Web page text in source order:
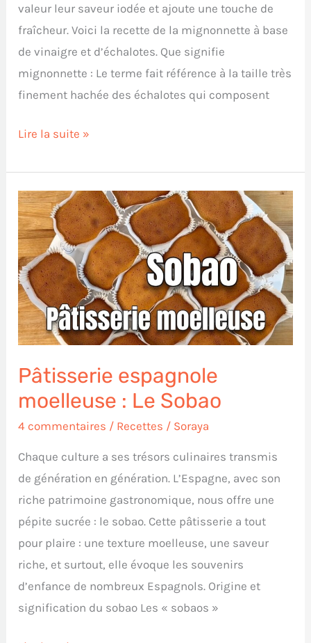
valeur leur saveur iodée et ajoute une touche de
fraîcheur. Voici la recette de la mignonnette à base
de vinaigre et d’échalotes. Que signifie
mignonnette : Le terme fait référence à la taille très
finement hachée des échalotes qui composent
Lire la suite »
Pâtisserie espagnole
moelleuse : Le Sobao
4 commentaires / Recettes / Soraya
Chaque culture a ses trésors culinaires transmis
de génération en génération. L’Espagne, avec son
riche patrimoine gastronomique, nous offre une
pépite sucrée : le sobao. Cette pâtisserie a tout
pour plaire : une texture moelleuse, une saveur
riche, et surtout, elle évoque les souvenirs
d’enfance de nombreux Espagnols. Origine et
signification du sobao Les « sobaos »
Pâtisserie
espagnole
moelleuse
:
Le
Sobao